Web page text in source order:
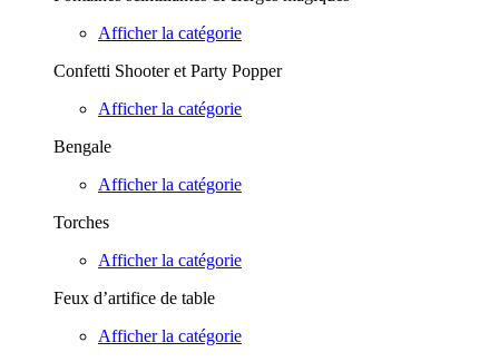
Afficher la catégorie
Confetti Shooter et Party Popper
Afficher la catégorie
Bengale
Afficher la catégorie
Torches
Afficher la catégorie
Feux d’artifice de table
Afficher la catégorie